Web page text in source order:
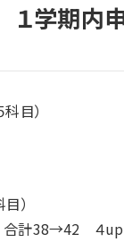
学期内申
目）
）
計38→42 ４up